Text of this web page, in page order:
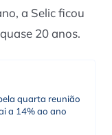
a Selic ficou
20 anos.
quarta reunião
a 14% ao ano